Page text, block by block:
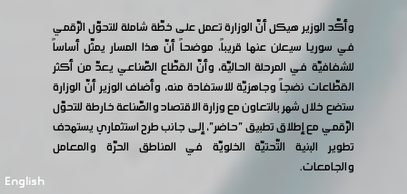
English
وأكّد الوزير هيكل أنّ الوزارة تعمل على خطّة شاملة للتحوّل الرّقمي
في سوريا سيعلن عنها قريباً، موضحاً أنّ هذا المسار يمثّل أساساً
للشفافيّة في المرحلة الحاليّة، وأنّ القطّاع الصّناعي يعدّ من أكثر
القطّاعات نضجاً وجاهزيّة للاستفادة منه، وأضاف الوزير أنّ الوزارة
ستضع خلال شهر بالتعاون مع وزارة الاقتصاد والصّناعة خارطة للتحوّل
الرّقمي مع إطلاق تطبيق "حاضر"، إلى جانب طرح استثماري يستهدف
تطوير البنية التّحتيّة الخلويّة في المناطق الحرّة والمعامل
والجامعات.